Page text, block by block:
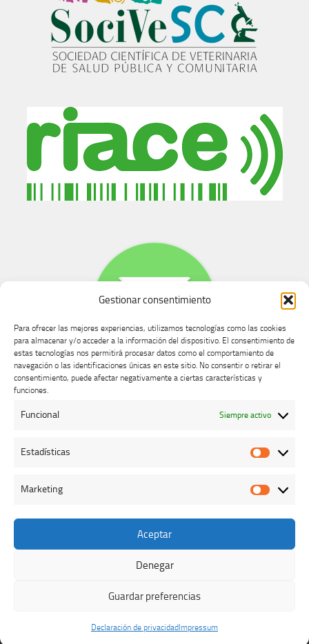
Gestionar consentimiento
Para ofrecer las mejores experiencias, utilizamos tecnologías como las cookies
para almacenar y/o acceder a la información del dispositivo. El consentimiento de
estas tecnologías nos permitirá procesar datos como el comportamiento de
navegación o las identificaciones únicas en este sitio. No consentir o retirar el
consentimiento, puede afectar negativamente a ciertas características y
funciones.
Funcional Siempre activo
Estadísticas
Marketing
Aceptar
Denegar
Guardar preferencias
Declaración de privacidad Impressum
Buzón de dudas, quejas y sugerencias
Colegio Oficial de Veterinarios de Cáceres © 2026. Todos los
- Diseñado con el